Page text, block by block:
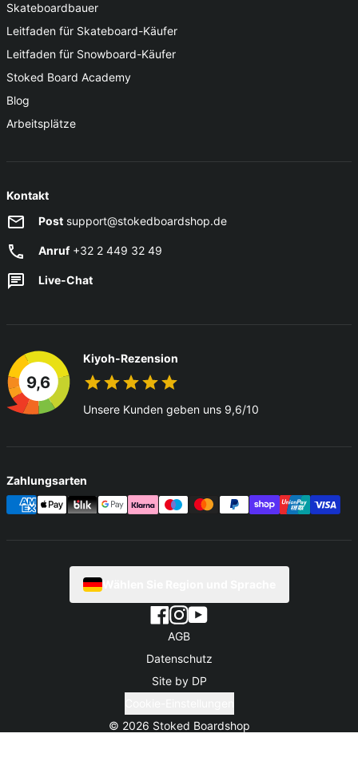
Skateboardbauer
Leitfaden für Skateboard-Käufer
Leitfaden für Snowboard-Käufer
Stoked Board Academy
Blog
Arbeitsplätze
Kontakt
Post support@stokedboardshop.de
Anruf+32 2 449 32 49
Live-Chat
9,6
Kiyoh-Rezension
Unsere Kunden geben uns 9,6/10
Zahlungsarten
Wählen Sie Region und Sprache
AGB
Datenschutz
Site by DP
© 2026 Stoked Boardshop